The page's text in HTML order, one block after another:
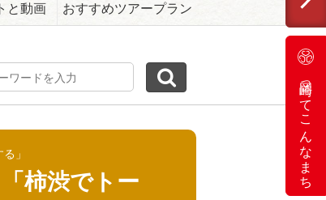
と動画 おすすめツアープラン
岡崎ってこんなまち
」
柿渋でトー